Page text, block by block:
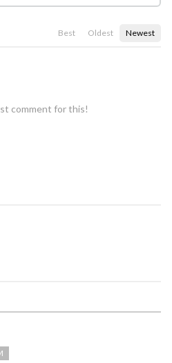
Best Oldest Newest
comment for this!